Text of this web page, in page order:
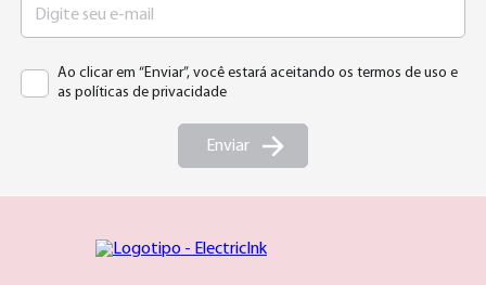
Enviar
Ao clicar em “Enviar”, você estará aceitando os termos de uso e
as políticas de privacidade